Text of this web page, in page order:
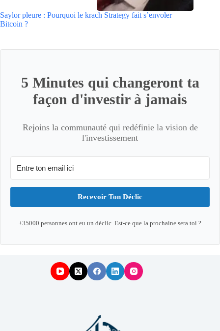
Saylor pleure : Pourquoi le krach Strategy fait s’envoler
Bitcoin ?
5 Minutes qui changeront ta
façon d'investir à jamais
Rejoins la communauté qui redéfinie la vision de
l'investissement
Recevoir Ton Déclic
+35000 personnes ont eu un déclic. Est-ce que la prochaine sera toi ?